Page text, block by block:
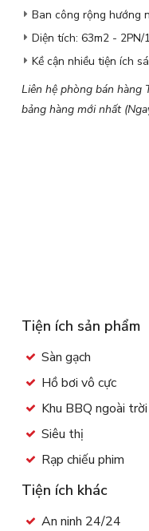
Ban công rộng hướng
Diện tích: 63m2 - 2PN/
Kề cận nhiều tiện ích
Liên hệ phòng bán hàng
bảng hàng mới nhất
Tiện ích sản phẩm
Sàn gạch
Hồ bơi vô cực
Khu BBQ ngoài trời
Siêu thị
Rạp chiếu phim
Tiện ích khác
An ninh 24/24